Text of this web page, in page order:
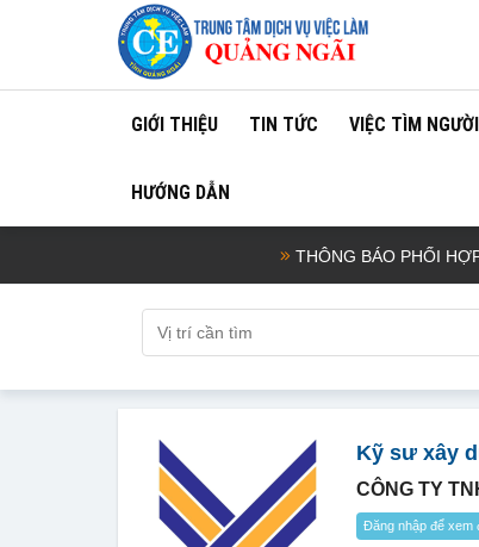
GIỚI THIỆU TIN TỨC VIỆC TÌM NGƯỜI
HƯỚNG DẪN
THÔNG BÁO PHỐI HỢP
Kỹ sư xây
CÔNG TY
Đăng nhập để xem